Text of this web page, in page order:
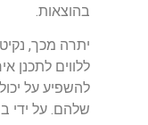
בהוצאות.
יתרה מכך,
ללווים לתכנן
להשפיע על
שלהם. על ידי